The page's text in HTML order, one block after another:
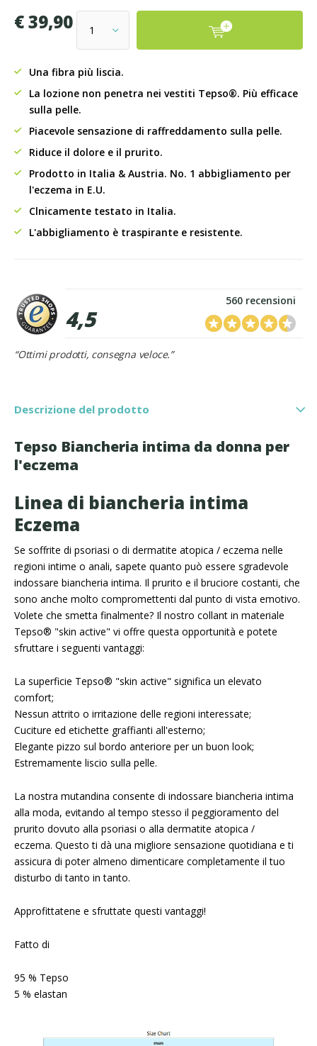
€ 39,90
Una fibra più liscia.
La lozione non penetra nei vestiti Tepso®. Più efficace
sulla pelle.
Piacevole sensazione di raffreddamento sulla pelle.
Riduce il dolore e il prurito.
Prodotto in Italia & Austria. No. 1 abbigliamento per
l'eczema in E.U.
Clnicamente testato in Italia.
L'abbigliamento è traspirante e resistente.
4,5
560 recensioni
“Ottimi prodotti, consegna veloce.”
Descrizione del prodotto
Tepso Biancheria intima da donna per
l'eczema
Linea di biancheria intima
Eczema
Se soffrite di psoriasi o di dermatite atopica / eczema nelle
regioni intime o anali, sapete quanto può essere sgradevole
indossare biancheria intima. Il prurito e il bruciore costanti, che
sono anche molto compromettenti dal punto di vista emotivo.
Volete che smetta finalmente? Il nostro collant in materiale
Tepso® "skin active" vi offre questa opportunità e potete
sfruttare i seguenti vantaggi:
La superficie Tepso® "skin active" significa un elevato
comfort;
Nessun attrito o irritazione delle regioni interessate;
Cuciture ed etichette graffianti all'esterno;
Elegante pizzo sul bordo anteriore per un buon look;
Estremamente liscio sulla pelle.
La nostra mutandina consente di indossare biancheria intima
alla moda, evitando al tempo stesso il peggioramento del
prurito dovuto alla psoriasi o alla dermatite atopica /
eczema. Questo ti dà una migliore sensazione quotidiana e ti
assicura di poter almeno dimenticare completamente il tuo
disturbo di tanto in tanto.
Approfittatene e sfruttate questi vantaggi!
Fatto di
95 % Tepso
5 % elastan